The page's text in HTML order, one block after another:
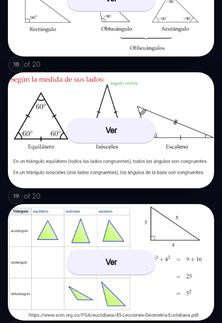
18 of 20
Ver
19 of 20
Ver